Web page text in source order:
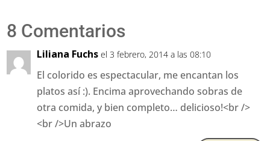
8 Comentarios
Liliana Fuchs el 3 febrero, 2014 a las 08:10
El colorido es espectacular, me encantan los
platos así :). Encima aprovechando sobras de
otra comida, y bien completo… delicioso!<br />
<br />Un abrazo